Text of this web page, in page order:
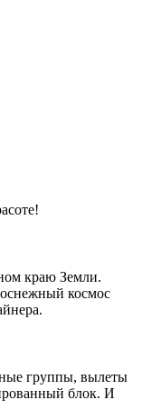
краю Земли.
космос
группы, вылеты
блок. И